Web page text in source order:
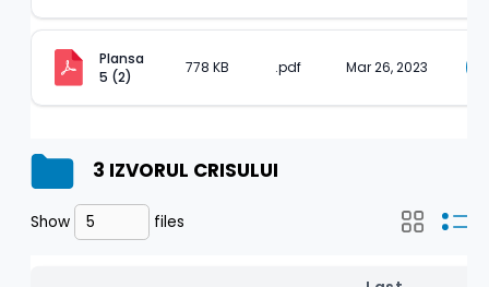
Plansa
5 (2)
778 KB .pdf Mar 26, 2023
3 IZVORUL CRISULUI
Show files